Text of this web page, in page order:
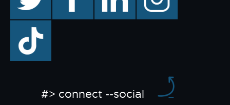
TikTok
#> connect --social